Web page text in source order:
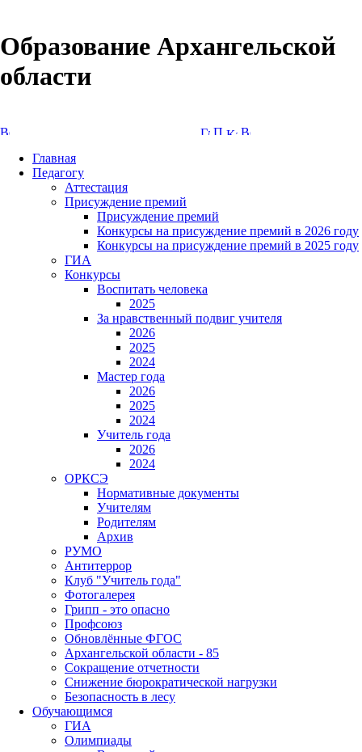
Образование Архангельской
области
Главная
Педагогу
Аттестация
Присуждение премий
Присуждение премий
Конкурсы на присуждение премий в 2026 году
Конкурсы на присуждение премий в 2025 году
ГИА
Конкурсы
Воспитать человека
2025
За нравственный подвиг учителя
2026
2025
2024
Мастер года
2026
2025
2024
Учитель года
2026
2024
ОРКСЭ
Нормативные документы
Учителям
Родителям
Архив
РУМО
Антитеррор
Клуб "Учитель года"
Фотогалерея
Грипп - это опасно
Профсоюз
Обновлённые ФГОС
Архангельской области - 85
Сокращение отчетности
Снижение бюрократической нагрузки
Безопасность в лесу
Обучающимся
ГИА
Олимпиады